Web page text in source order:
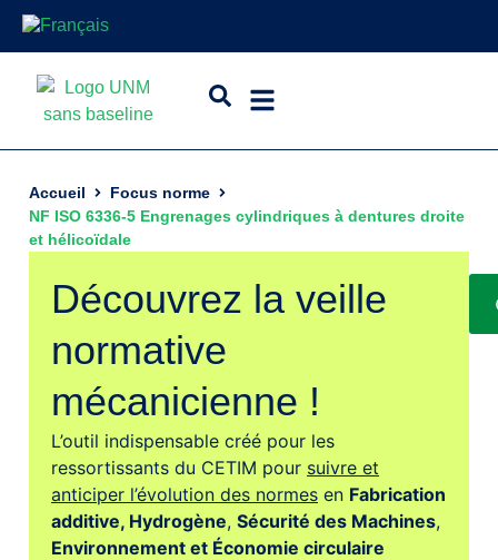
Accueil
Focus norme
NF ISO 6336-5 Engrenages cylindriques à dentures droite
et hélicoïdale
Découvrez la veille
normative
mécanicienne !
L’outil indispensable créé pour les
ressortissants du CETIM pour suivre et
anticiper l’évolution des normes en Fabrication
additive, Hydrogène, Sécurité des Machines,
Environnement et Économie circulaire